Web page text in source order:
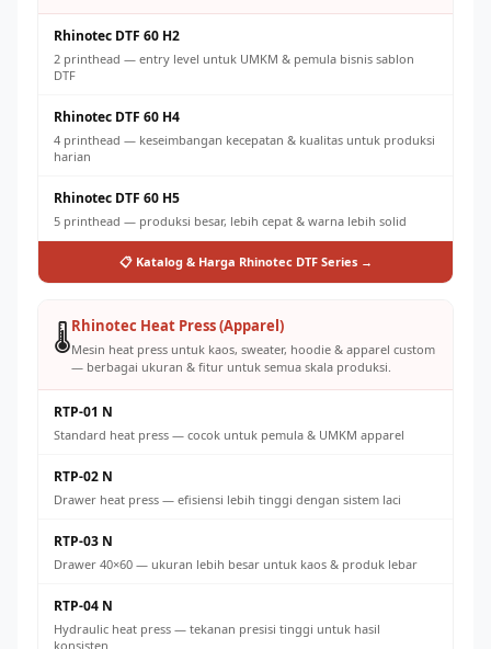
Rhinotec DTF 60 H2
2 printhead — entry level untuk UMKM & pemula bisnis sablon
DTF
Rhinotec DTF 60 H4
4 printhead — keseimbangan kecepatan & kualitas untuk produksi
harian
Rhinotec DTF 60 H5
5 printhead — produksi besar, lebih cepat & warna lebih solid
📋 Katalog & Harga Rhinotec DTF Series →
🌡️Rhinotec Heat Press (Apparel)
Mesin heat press untuk kaos, sweater, hoodie & apparel custom
— berbagai ukuran & fitur untuk semua skala produksi.
RTP-01 N
Standard heat press — cocok untuk pemula & UMKM apparel
RTP-02 N
Drawer heat press — efisiensi lebih tinggi dengan sistem laci
RTP-03 N
Drawer 40×60 — ukuran lebih besar untuk kaos & produk lebar
RTP-04 N
Hydraulic heat press — tekanan presisi tinggi untuk hasil
konsisten